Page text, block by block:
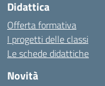
Didattica
Offerta formativa
I progetti delle classi
Le schede didattiche
Novità